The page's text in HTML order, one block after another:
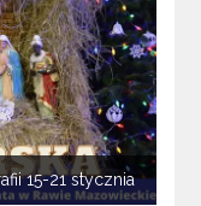
15-21 stycznia